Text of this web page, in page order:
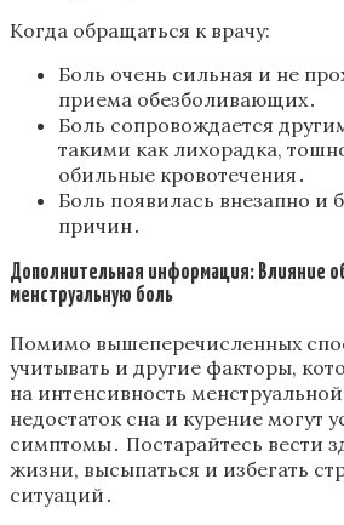
Когда обращаться к врачу:
Боль очень сильная и не
приема обезболивающих․
Боль сопровождается
такими как лихорадка,
обильные кровотечения․
Боль появилась внезапно и
причин․
Дополнительная информация: Влияние
менструальную боль
Помимо вышеперечисленных
учитывать и другие факторы,
на интенсивность
недостаток сна и курение могут
симптомы․ Постарайтесь вести
жизни, высыпаться и избегать
ситуаций․